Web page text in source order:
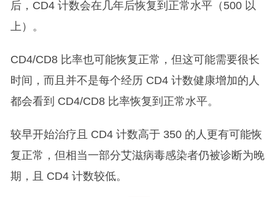
后，CD4 计数会在几年后恢复到正常水平（500 以
上）。
CD4/CD8 比率也可能恢复正常，但这可能需要很长
时间，而且并不是每个经历 CD4 计数健康增加的人
都会看到 CD4/CD8 比率恢复到正常水平。
较早开始治疗且 CD4 计数高于 350 的人更有可能恢
复正常，但相当一部分艾滋病毒感染者仍被诊断为晚
期，且 CD4 计数较低。